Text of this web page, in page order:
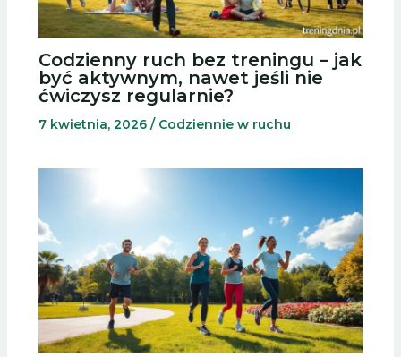
Codzienny ruch bez treningu – jak
być aktywnym, nawet jeśli nie
ćwiczysz regularnie?
7 kwietnia, 2026 / Codziennie w ruchu